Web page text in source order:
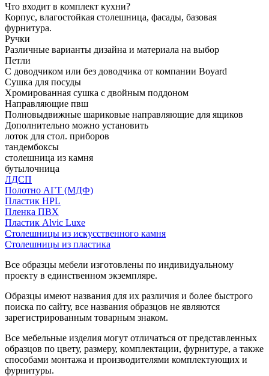
Что входит в комплект кухни?
Корпус, влагостойкая столешница, фасады, базовая
фурнитура.
Ручки
Различные варианты дизайна и материала на выбор
Петли
С доводчиком или без доводчика от компании Boyard
Сушка для посуды
Хромированная сушка с двойным поддоном
Направляющие пвш
Полновыдвижные шариковые направляющие для ящиков
Дополнительно можно установить
лоток для стол. приборов
тандембоксы
столешница из камня
бутылочница
ЛДСП
Полотно АГТ (МДФ)
Пластик HPL
Пленка ПВХ
Пластик Alvic Luxe
Столешницы из искусственного камня
Столешницы из пластика
Все образцы мебели изготовлены по индивидуальному
проекту в единственном экземпляре.
Образцы имеют названия для их различия и более быстрого
поиска по сайту, все названия образцов не являются
зарегистрированным товарным знаком.
Все мебельные изделия могут отличаться от представленных
образцов по цвету, размеру, комплектации, фурнитуре, а также
способами монтажа и производителями комплектующих и
фурнитуры.